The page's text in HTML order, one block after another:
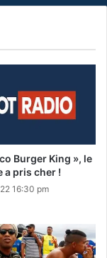
Burger King », le
a pris cher !
16:30 pm